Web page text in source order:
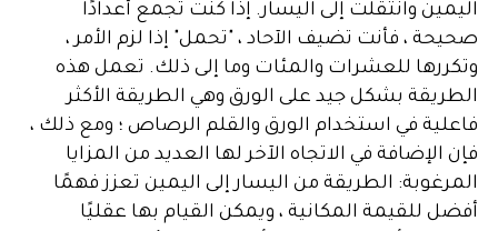
اليمين وانتقلت إلى اليسار. إذا كنت تجمع أعدادًا
صحيحة ، فأنت تضيف الآحاد ، "تحمل" إذا لزم الأمر ،
وتكررها للعشرات والمئات وما إلى ذلك. تعمل هذه
الطريقة بشكل جيد على الورق وهي الطريقة الأكثر
فاعلية في استخدام الورق والقلم الرصاص ؛ ومع ذلك ،
فإن الإضافة في الاتجاه الآخر لها العديد من المزايا
المرغوبة: الطريقة من اليسار إلى اليمين تعزز فهمًا
أفضل للقيمة المكانية ، ويمكن القيام بها عقليًا